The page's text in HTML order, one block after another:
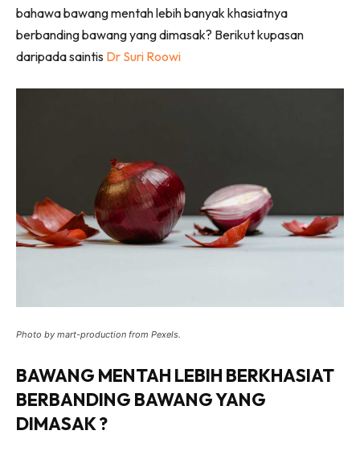
bahawa bawang mentah lebih banyak khasiatnya
berbanding bawang yang dimasak? Berikut kupasan
daripada saintis Dr Suri Roowi
Photo by mart-production from Pexels.
BAWANG MENTAH LEBIH BERKHASIAT
BERBANDING BAWANG YANG
DIMASAK ?